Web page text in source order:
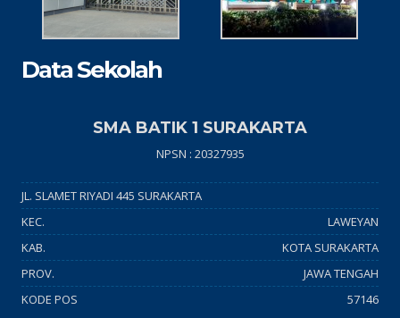
Data Sekolah
SMA BATIK 1 SURAKARTA
NPSN : 20327935
JL. SLAMET RIYADI 445 SURAKARTA
KEC.
LAWEYAN
KAB.
KOTA SURAKARTA
PROV.
JAWA TENGAH
KODE POS
57146